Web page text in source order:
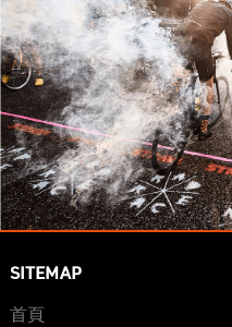
SITEMAP
首頁